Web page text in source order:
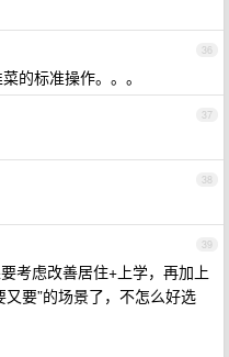
36
的标准操作。。。
37
38
39
考虑改善居住+上学，再加上
要”的场景了，不怎么好选